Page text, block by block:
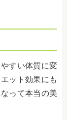
すい体質に変
ット効果にも
って本当の美